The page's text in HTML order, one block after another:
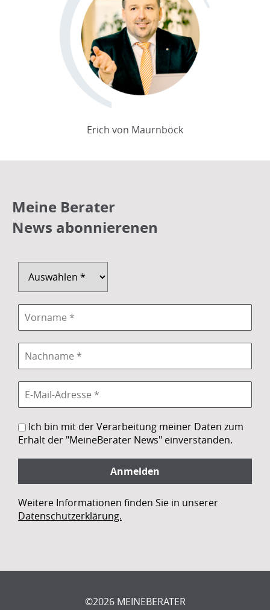
Erich von Maurnböck
Meine Berater
News abonnierenen
Ich bin mit der Verarbeitung meiner Daten zum
Erhalt der "MeineBerater News" einverstanden.
Weitere Informationen finden Sie in unserer
Datenschutzerklärung.
©2026 MEINEBERATER